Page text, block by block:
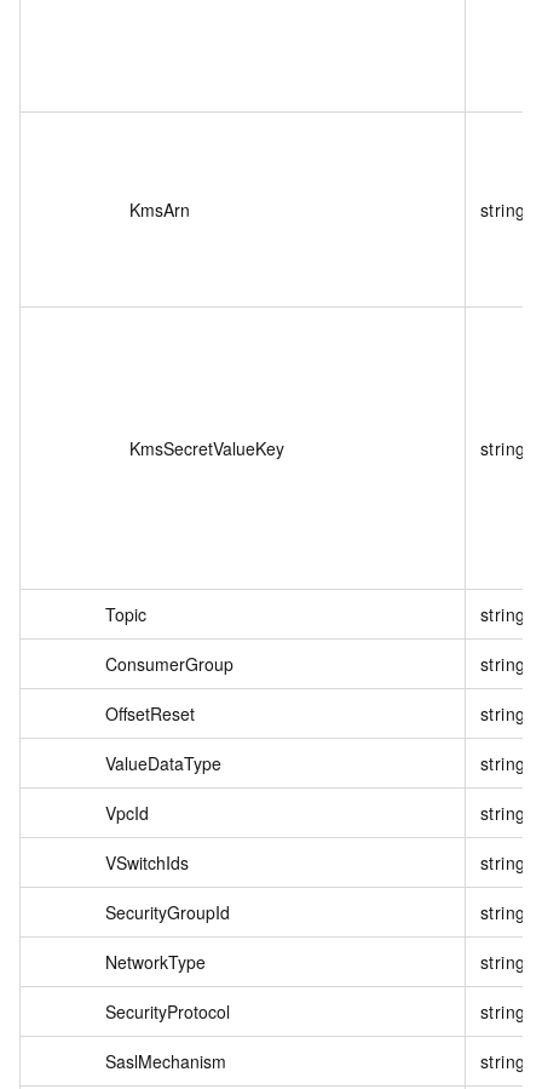
KmsArn string
KmsSecretValueKey string
Topic string
ConsumerGroup string
OffsetReset string
ValueDataType string
VpcId string
VSwitchIds string
SecurityGroupId string
NetworkType string
SecurityProtocol string
SaslMechanism string